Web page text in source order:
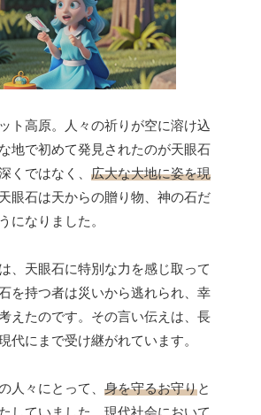
ト高原。人々の祈りが空に溶け込
地で初めて発見されたのが天眼石
くではなく、 広大な大地に姿を現
眼石は天からの贈り物、神の石だ
になりました。
、天眼石に特別な力を感じ取って
を持つ者は災いから逃れられ、幸
えたのです。その言い伝えは、長
代にまで受け継がれています。
人々にとって、 身を守るお守りと